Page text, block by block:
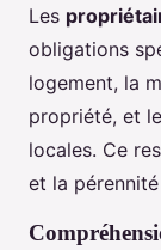
Les
obligations
logement, la
propriété, et
locales. Ce
et la pérennité